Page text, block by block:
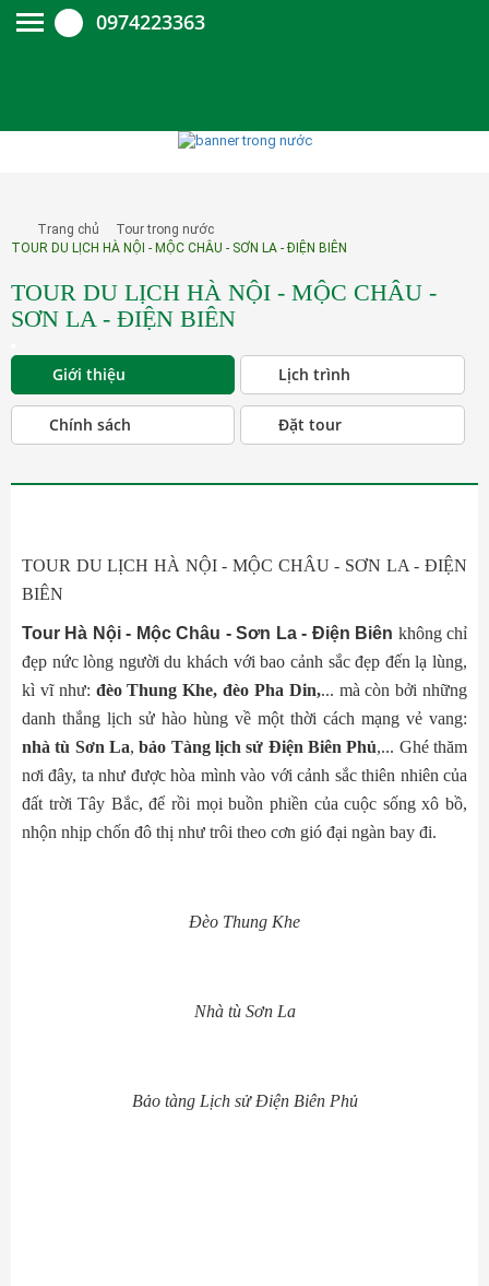
0974223363
Trang chủ
Tour trong nước
TOUR DU LỊCH HÀ NỘI - MỘC CHÂU - SƠN LA - ĐIỆN BIÊN
TOUR DU LỊCH HÀ NỘI - MỘC CHÂU -
SƠN LA - ĐIỆN BIÊN
Giới thiệu Lịch trình
Chính sách Đặt tour
TOUR DU LỊCH HÀ NỘI - MỘC CHÂU - SƠN LA - ĐIỆN
BIÊN
Tour Hà Nội - Mộc Châu - Sơn La - Điện Biên không chỉ
đẹp nức lòng người du khách với bao cảnh sắc đẹp đến lạ lùng,
kì vĩ như: đèo Thung Khe, đèo Pha Din,... mà còn bởi những
danh thắng lịch sử hào hùng về một thời cách mạng vẻ vang:
nhà tù Sơn La,bảo Tàng lịch sử Điện Biên Phủ,... Ghé thăm
nơi đây, ta như được hòa mình vào với cảnh sắc thiên nhiên của
đất trời Tây Bắc, để rồi mọi buồn phiền của cuộc sống xô bồ,
nhộn nhịp chốn đô thị như trôi theo cơn gió đại ngàn bay đi.
Đèo Thung Khe
Nhà tù Sơn La
Bảo tàng Lịch sử Điện Biên Phủ